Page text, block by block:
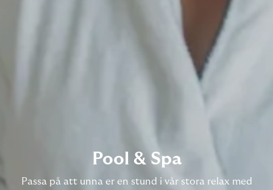
Pool & Spa
Passa på att unna er en stund i vår stora relax med